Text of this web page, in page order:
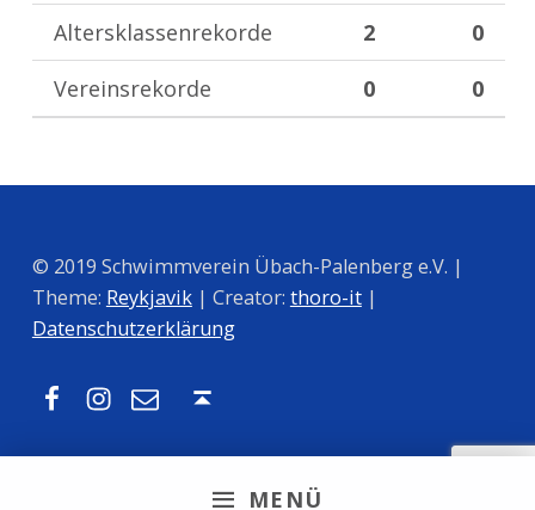
MENÜ
Altersklassenrekorde 2
0
Vereinsrekorde
0
0
Zurück zur Hauptnavigation springen
© 2019 Schwimmverein Übach-Palenberg e.V. |
Theme: Reykjavik| Creator: thoro-it|
Datenschutzerklärung
Facebook